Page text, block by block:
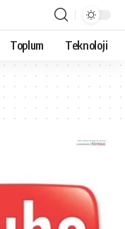
Toplum Teknoloji